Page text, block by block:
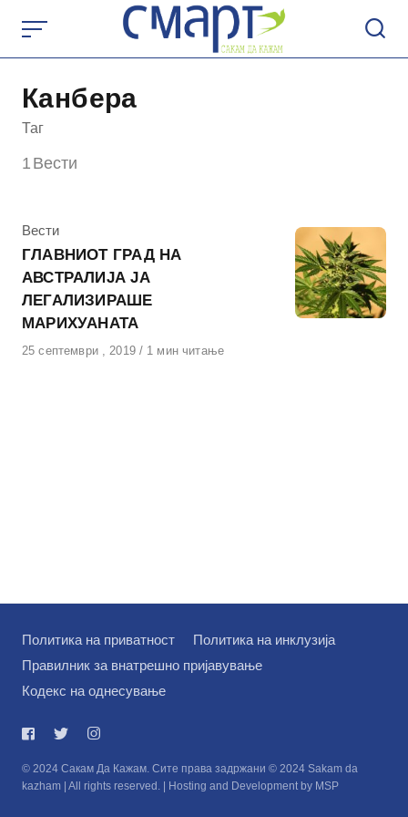
content
Канбера
Таг
1 Вести
КАтегорија
Вести
ГЛАВНИОТ ГРАД НА
АВСТРАЛИЈА ЈА
ЛЕГАЛИЗИРАШЕ
МАРИХУАНАТА
Објавено
25 септември , 2019 1 мин читање
Политика на приватност
Политика на инклузија
Правилник за внатрешно пријавување
Кодекс на однесување
© 2024 Сакам Да Кажам. Сите права задржани © 2024 Sakam da
kazham | All rights reserved. | Hosting and Development by MSP